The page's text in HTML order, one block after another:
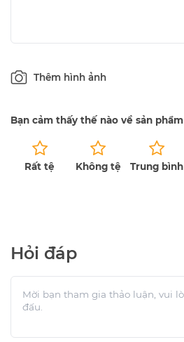
Thêm hình ảnh
Bạn cảm thấy thế nào về sản phẩm
Rất tệ Không tệ Trung bình
Hỏi đáp